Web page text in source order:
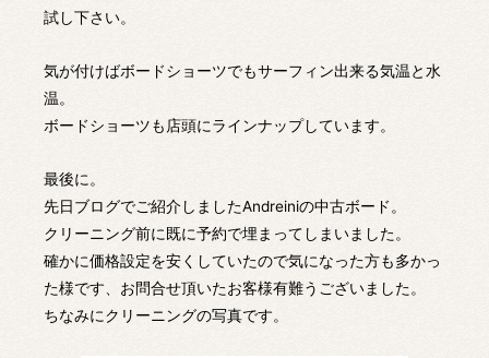
試し下さい。
気が付けばボードショーツでもサーフィン出来る気温と水
温。
ボードショーツも店頭にラインナップしています。
最後に。
先日ブログでご紹介しましたAndreiniの中古ボード。
クリーニング前に既に予約で埋まってしまいました。
確かに価格設定を安くしていたので気になった方も多かっ
た様です、お問合せ頂いたお客様有難うございました。
ちなみにクリーニングの写真です。